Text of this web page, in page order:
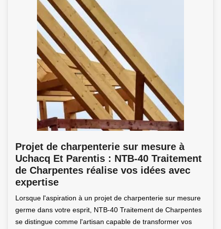
Projet de charpenterie sur mesure à
Uchacq Et Parentis : NTB-40 Traitement
de Charpentes réalise vos idées avec
expertise
Lorsque l'aspiration à un projet de charpenterie sur mesure
germe dans votre esprit, NTB-40 Traitement de Charpentes
se distingue comme l'artisan capable de transformer vos